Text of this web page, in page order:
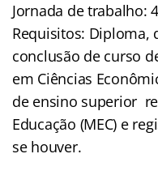
Jornada de trabalho:
Requisitos: Diploma,
conclusão de curso
em Ciências
de ensino superior
Educação (MEC) e
se houver.